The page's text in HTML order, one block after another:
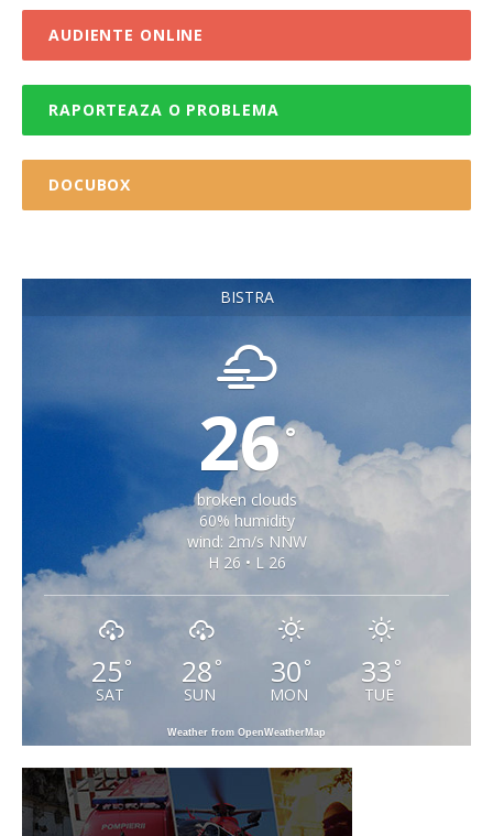
AUDIENTE ONLINE
RAPORTEAZA O PROBLEMA
DOCUBOX
BISTRA
26°
broken clouds
60% humidity
wind: 2m/s NNW
H 26 • L 26
25°
SAT
28 °
SUN
30 °
MON
33 °
TUE
Weather from OpenWeatherMap